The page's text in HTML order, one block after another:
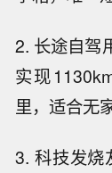
2. 长途自驾
实现
里，适合无
3. 科技发烧